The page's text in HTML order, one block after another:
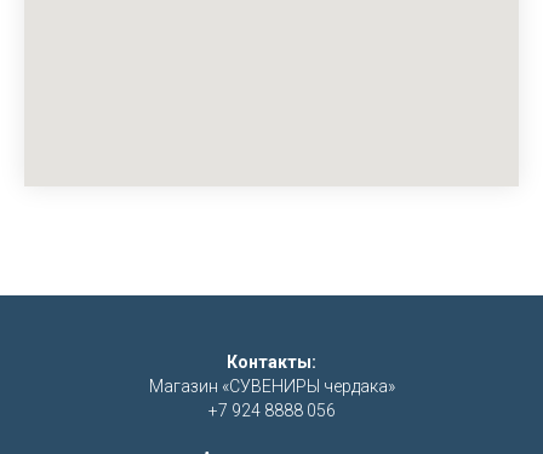
Контакты:
Магазин «СУВЕНИРЫ чердака»
+7 924 8888 056